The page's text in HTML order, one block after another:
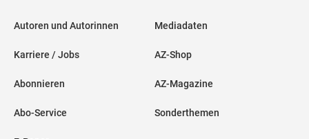
Autoren und Autorinnen
Karriere / Jobs
Abonnieren
Abo-Service
Mediadaten
AZ-Shop
AZ-Magazine
Sonderthemen